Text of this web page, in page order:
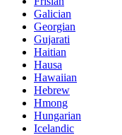
Galician
Georgian
Gujarati
Haitian
Hausa
Hawaiian
Hebrew
Hmong
Hungarian
Icelandic